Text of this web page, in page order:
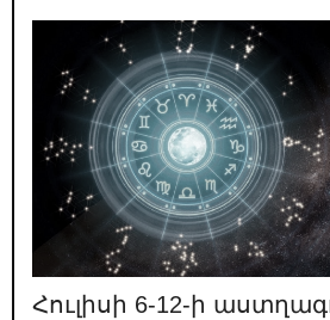
Տեր-Պետրոսյանը
իշխանության բախտորոշ դեր
աշխատանքը. 1996
11.05.2026 / ԿԱՐԵՎՈՐ
Ո՞վ է ՔՊ
փաստացի
08.05.2026 ԿԱՐԵՎՈՐ
«Իրական
լինելու, ոչ Հայաստան
Հուլիսի 6-12-ի